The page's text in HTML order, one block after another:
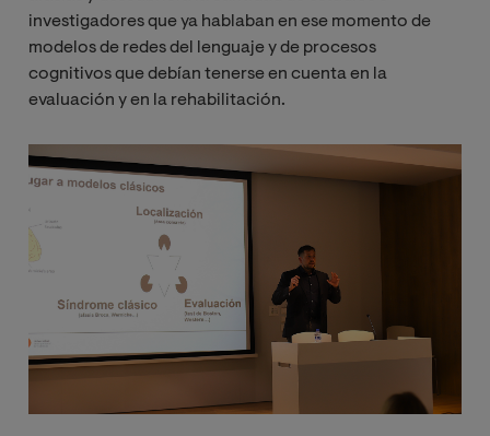
investigadores que ya hablaban en ese momento de
modelos de redes del lenguaje y de procesos
cognitivos que debían tenerse en cuenta en la
evaluación y en la rehabilitación.
Imagen